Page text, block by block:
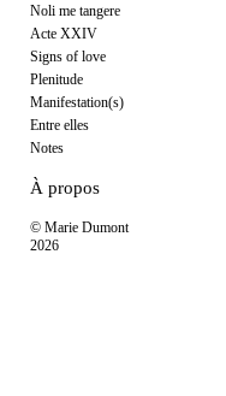
Noli me tangere
Acte XXIV
Signs of love
Plenitude
Manifestation(s)
Entre elles
Notes
À propos
© Marie Dumont
2026